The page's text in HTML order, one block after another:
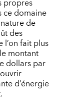
propres
ce domaine
de
des
fait plus
montant
dollars par
d’énergie